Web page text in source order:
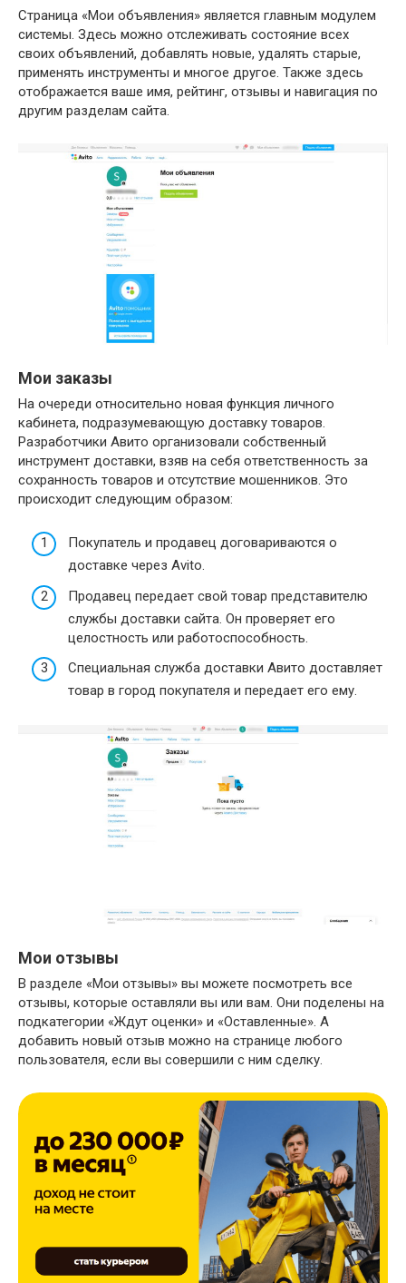
Страница «Мои объявления» является главным модулем
системы. Здесь можно отслеживать состояние всех
своих объявлений, добавлять новые, удалять старые,
применять инструменты и многое другое. Также здесь
отображается ваше имя, рейтинг, отзывы и навигация по
другим разделам сайта.
Мои заказы
На очереди относительно новая функция личного
кабинета, подразумевающую доставку товаров.
Разработчики Авито организовали собственный
инструмент доставки, взяв на себя ответственность за
сохранность товаров и отсутствие мошенников. Это
происходит следующим образом:
Покупатель и продавец договариваются о
доставке через Avito.
Продавец передает свой товар представителю
службы доставки сайта. Он проверяет его
целостность или работоспособность.
Специальная служба доставки Авито доставляет
товар в город покупателя и передает его ему.
Мои отзывы
В разделе «Мои отзывы» вы можете посмотреть все
отзывы, которые оставляли вы или вам. Они поделены на
подкатегории «Ждут оценки» и «Оставленные». А
добавить новый отзыв можно на странице любого
пользователя, если вы совершили с ним сделку.